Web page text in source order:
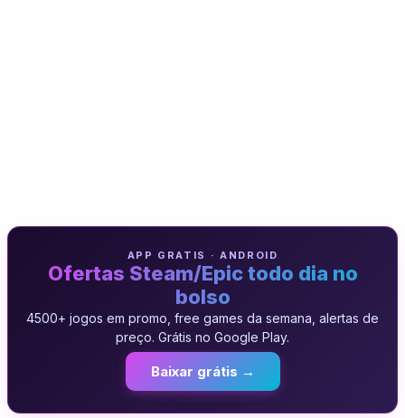
APP GRATIS · ANDROID
Ofertas Steam/Epic todo dia no
bolso
4500+ jogos em promo, free games da semana, alertas de
preço. Grátis no Google Play.
Baixar grátis →